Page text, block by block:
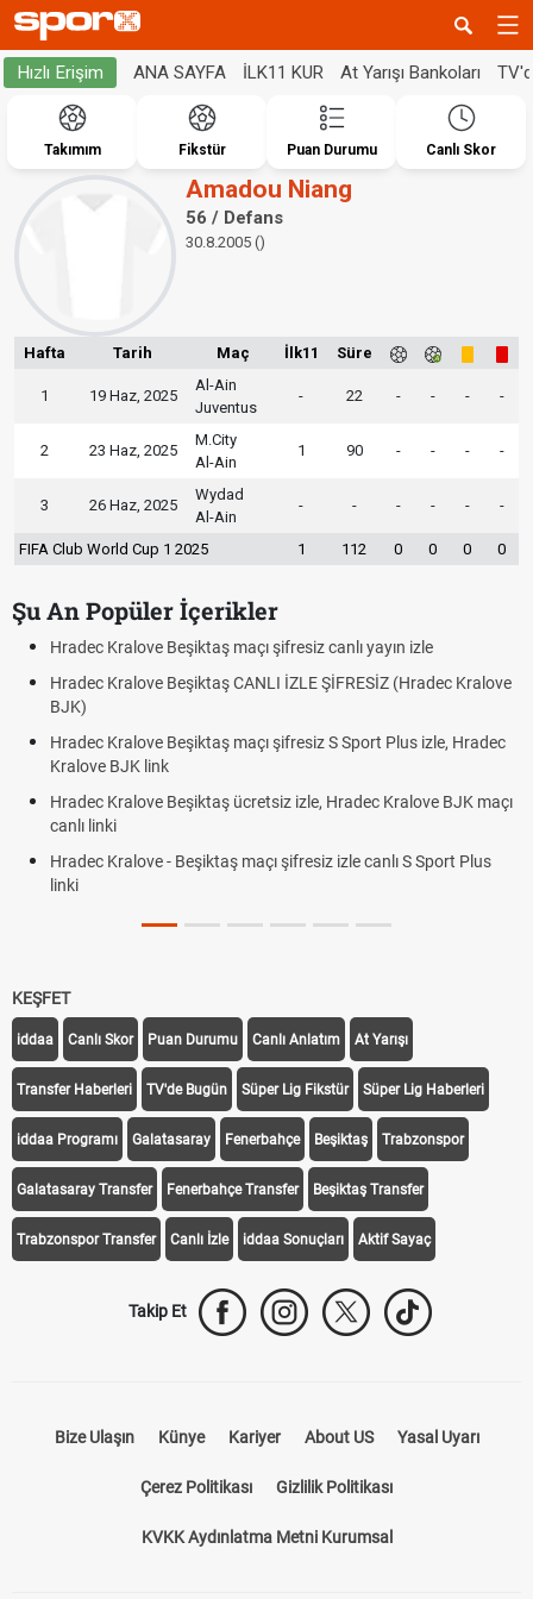
Hızlı Erişim ANA SAYFA İLK11 KUR At Yarışı Bankoları
Takımım Fikstür Puan Durumu Canlı Skor
Amadou Niang
56 / Defans
30.8.2005 ()
Hafta Tarih Maç İlk11 Süre
1 19 Haz, 2025
Al-Ain
Juventus
- 22 - - - -
2 23 Haz, 2025
M.City
Al-Ain
1 90 - - - -
3 26 Haz, 2025
Wydad
Al-Ain
- - - - - -
FIFA Club World Cup 1 2025 1 112 0 0 0 0
Şu An Popüler İçerikler
Hradec Kralove Beşiktaş maçı şifresiz canlı yayın izle
Hradec Kralove Beşiktaş CANLI İZLE ŞİFRESİZ (Hradec Kralove
BJK)
Hradec Kralove Beşiktaş maçı şifresiz S Sport Plus izle, Hradec
Kralove BJK link
Hradec Kralove Beşiktaş ücretsiz izle, Hradec Kralove BJK maçı
canlı linki
Hradec Kralove - Beşiktaş maçı şifresiz izle canlı S Sport Plus
linki
KEŞFET
iddaa Canlı Skor Puan Durumu Canlı Anlatım At Yarışı
Transfer Haberleri TV'de Bugün Süper Lig Fikstür Süper Lig Haberleri
iddaa Programı Galatasaray Fenerbahçe Beşiktaş Trabzonspor
Galatasaray Transfer Fenerbahçe Transfer Beşiktaş Transfer
Trabzonspor Transfer Canlı İzle iddaa Sonuçları Aktif Sayaç
Takip Et
Bize Ulaşın Künye Kariyer About US Yasal Uyarı
Çerez Politikası Gizlilik Politikası
KVKK Aydınlatma Metni Kurumsal